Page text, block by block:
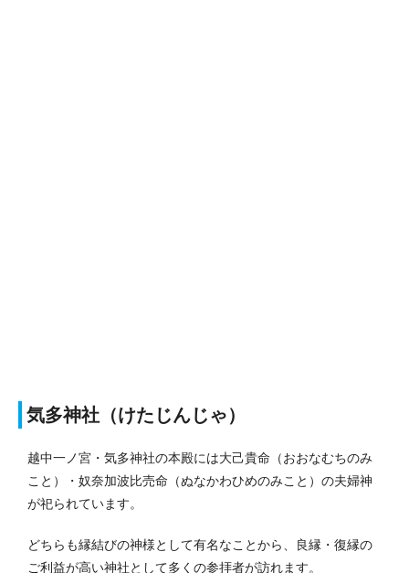
気多神社（けたじんじゃ）
越中一ノ宮・気多神社の本殿には大己貴命（おおなむちのみ
こと）
・奴奈加波比売命（ぬなかわひめのみこと）の夫婦神
が祀られています。
どちらも縁結びの神様として有名なことから、良縁・復縁の
ご利益が高い神社として多くの参拝者が訪れます。